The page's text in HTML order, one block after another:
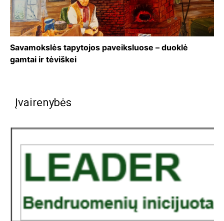
Savamokslės tapytojos paveiksluose – duoklė
gamtai ir tėviškei
Įvairenybės